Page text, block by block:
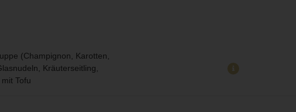
(Champignon, Karotten,
Kräuterseitling,
Tofu